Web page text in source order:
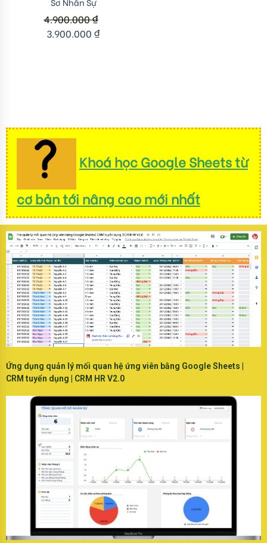
4.900.000₫
3.900.000₫
Khoá học Google Sheets từ
cơ bản tới nâng cao mới nhất
Ứng dụng quản lý mối quan hệ ứng viên bằng Google Sheets |
CRM tuyển dụng | CRM HR V2.0